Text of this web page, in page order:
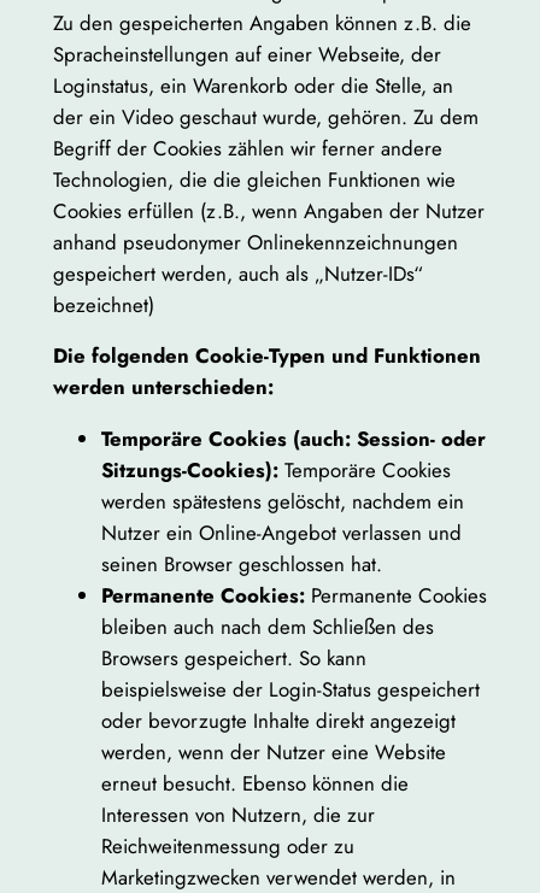
Zu den gespeicherten Angaben können z.B. die
Spracheinstellungen auf einer Webseite, der
Loginstatus, ein Warenkorb oder die Stelle, an
der ein Video geschaut wurde, gehören. Zu dem
Begriff der Cookies zählen wir ferner andere
Technologien, die die gleichen Funktionen wie
Cookies erfüllen (z.B., wenn Angaben der Nutzer
anhand pseudonymer Onlinekennzeichnungen
gespeichert werden, auch als „Nutzer-IDs“
bezeichnet)
Die folgenden Cookie-Typen und Funktionen
werden unterschieden:
Temporäre Cookies (auch: Session- oder
Sitzungs-Cookies):Temporäre Cookies
werden spätestens gelöscht, nachdem ein
Nutzer ein Online-Angebot verlassen und
seinen Browser geschlossen hat.
Permanente Cookies:Permanente Cookies
bleiben auch nach dem Schließen des
Browsers gespeichert. So kann
beispielsweise der Login-Status gespeichert
oder bevorzugte Inhalte direkt angezeigt
werden, wenn der Nutzer eine Website
erneut besucht. Ebenso können die
Interessen von Nutzern, die zur
Reichweitenmessung oder zu
Marketingzwecken verwendet werden, in